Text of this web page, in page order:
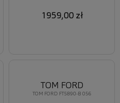
1959,00 zł
TOM FORD FT5890-B 056
TOM FORD